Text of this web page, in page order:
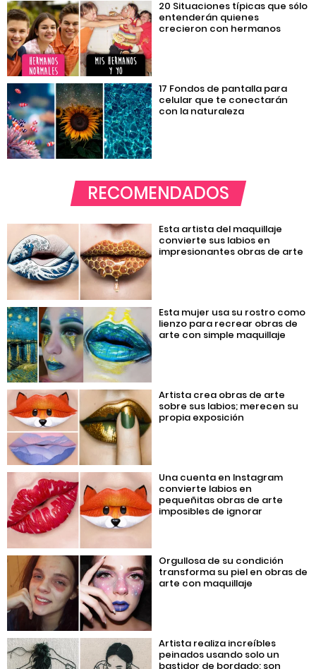
20 Situaciones típicas que sólo
entenderán quienes
crecieron con hermanos
17 Fondos de pantalla para
celular que te conectarán
con la naturaleza
RECOMENDADOS
Esta artista del maquillaje
convierte sus labios en
impresionantes obras de arte
Esta mujer usa su rostro como
lienzo para recrear obras de
arte con simple maquillaje
Artista crea obras de arte
sobre sus labios; merecen su
propia exposición
Una cuenta en Instagram
convierte labios en
pequeñitas obras de arte
imposibles de ignorar
Orgullosa de su condición
transforma su piel en obras de
arte con maquillaje
Artista realiza increíbles
peinados usando solo un
bastidor de bordado; son